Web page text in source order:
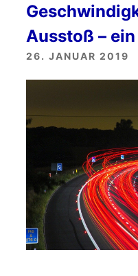
Ausstoß –
26. JANUAR 2019